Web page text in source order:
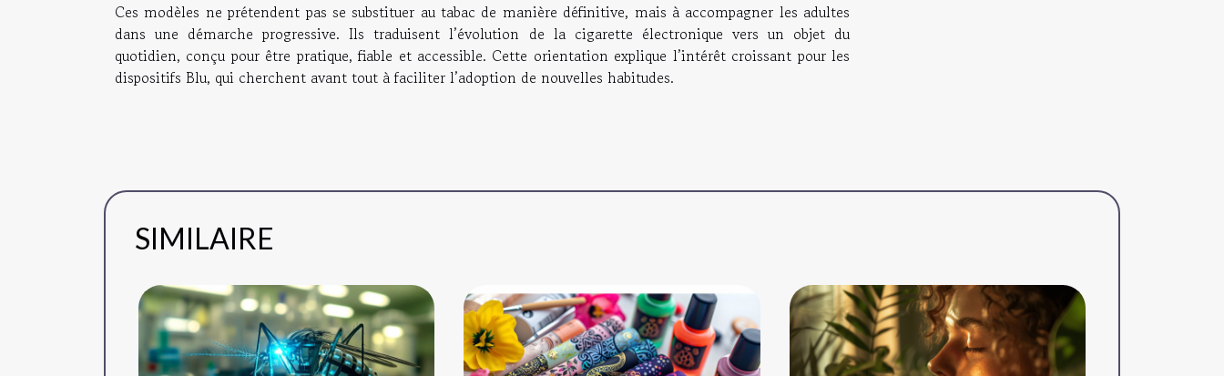
Ces modèles ne prétendent pas se substituer au tabac de manière définitive, mais à accompagner les adultes
dans une démarche progressive. Ils traduisent l’évolution de la cigarette électronique vers un objet du
quotidien, conçu pour être pratique, fiable et accessible. Cette orientation explique l’intérêt croissant pour les
dispositifs Blu, qui cherchent avant tout à faciliter l’adoption de nouvelles habitudes.
SIMILAIRE